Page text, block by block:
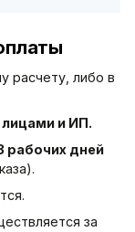
расчету, либо в
и ИП.
рабочих дней
за